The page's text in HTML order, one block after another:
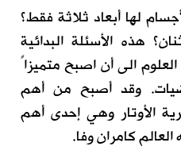
لهاأبعاد ثلاثة فقط؟
هذه الأسئلة البدائية
الىأن اصبح متميزاً
وقد أصبح من أهم
الأوتار وهي إحدى أهم
العالم كامران وفا.